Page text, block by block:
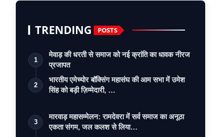
TRENDING POSTS
1
मेवाड़ की धरती से समाज को नई क्रांति का धावक नीरज
प्रजापत
2
भारतीय एमेच्योर बॉक्सिंग महासंघ की आम सभा में उमेश
सिंह को बड़ी ज़िम्मेदारी, …
3
मारवाड़ महासम्मेलन: रामदेवरा में सर्व समाज का अनूठा
एकता संगम, जल कलश से लिया…